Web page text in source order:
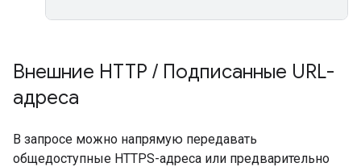
Внешние HTTP / Подписанные URL-
адреса
В запросе можно напрямую передавать
общедоступные HTTPS-адреса или предварительно